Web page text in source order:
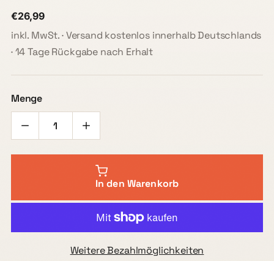
€26,99
inkl. MwSt. · Versand kostenlos innerhalb Deutschlands
· 14 Tage Rückgabe nach Erhalt
Menge
In den Warenkorb
Weitere Bezahlmöglichkeiten